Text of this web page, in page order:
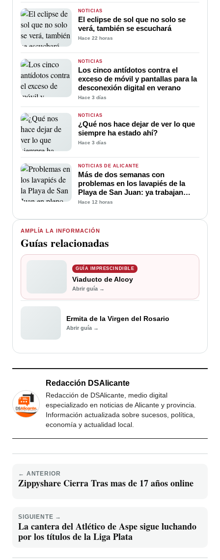
AMPLÍA LA INFORMACIÓN
Guías relacionadas
GUÍA IMPRESCINDIBLE
Viaducto de Alcoy
Abrir guía →
Ermita de la Virgen del Rosario
Abrir guía →
NOTICIAS
El eclipse de sol que no solo se
verá, también se escuchará
Hace 22 horas
NOTICIAS
Los cinco antídotos contra el
exceso de móvil y pantallas para la
desconexión digital en verano
Hace 3 días
NOTICIAS
¿Qué nos hace dejar de ver lo que
siempre ha estado ahí?
Hace 3 días
NOTICIAS DE ALICANTE
Más de dos semanas con
problemas en los lavapiés de la
Playa de San Juan: ya trabajan
para soluciona
Hace 12 horas
Redacción DSAlicante
Redacción de DSAlicante, medio digital
especializado en noticias de Alicante y provincia.
Información actualizada sobre sucesos, política,
economía y actualidad local.
← ANTERIOR
Zippyshare Cierra Tras mas de 17 años online
SIGUIENTE →
La cantera del Atlético de Aspe sigue luchando
por los títulos de la Liga Plata